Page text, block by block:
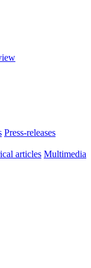
Press-releases
articles Multimedia